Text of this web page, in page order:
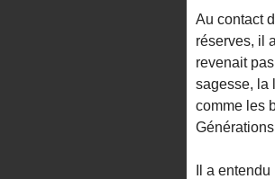
Au contact
réserves, il
revenait
sagesse, la
comme les
Il a